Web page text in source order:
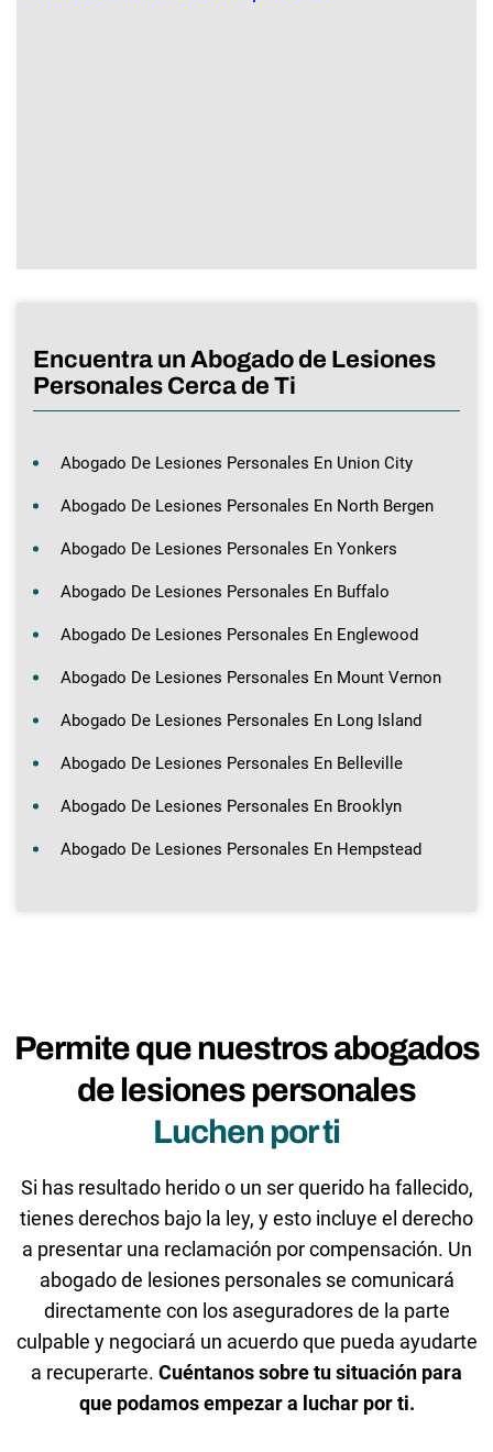
Encuentra un Abogado de Lesiones
Personales Cerca de Ti
Abogado De Lesiones Personales En Union City
Abogado De Lesiones Personales En North Bergen
Abogado De Lesiones Personales En Yonkers
Abogado De Lesiones Personales En Buffalo
Abogado De Lesiones Personales En Englewood
Abogado De Lesiones Personales En Mount Vernon
Abogado De Lesiones Personales En Long Island
Abogado De Lesiones Personales En Belleville
Abogado De Lesiones Personales En Brooklyn
Abogado De Lesiones Personales En Hempstead
Permite que nuestros abogados
de lesiones personales
Luchen por ti
Si has resultado herido o un ser querido ha fallecido,
tienes derechos bajo la ley, y esto incluye el derecho
a presentar una reclamación por compensación. Un
abogado de lesiones personales se comunicará
directamente con los aseguradores de la parte
culpable y negociará un acuerdo que pueda ayudarte
a recuperarte. Cuéntanos sobre tu situación para
que podamos empezar a luchar por ti.